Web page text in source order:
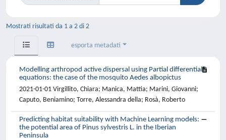
Mostrati risultati da 1 a 2 di 2
esporta metadati
Modelling arthropod active dispersal using Partial differential
equations: the case of the mosquito Aedes albopictus
2021-01-01 Virgillito, Chiara; Manica, Mattia; Marini, Giovanni;
Caputo, Beniamino; Torre, Alessandra della; Rosà, Roberto
Predicting habitat suitability with Machine Learning models:
the potential area of Pinus sylvestris L. in the Iberian
Peninsula